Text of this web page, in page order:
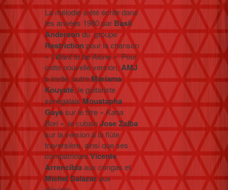
La mélodie a été écrite dans
les années 1980 par Basil
Andersondu groupe
Restrictionpour la chanson
« I Want to be Alone ». Pour
cette nouvelle version,AMJ
a invité, outreMariama
Kouyaté, le guitariste
sénégalaisMoustapha
Gayesur le titre « Kana
Bori », le cubainJose Zalba
sur la version à la flûte
traversière, ainsi que ses
compatriotesVicente
Arrencibiaaux congas et
Michel Salazaraux